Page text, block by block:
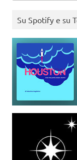
Su Spotify e su